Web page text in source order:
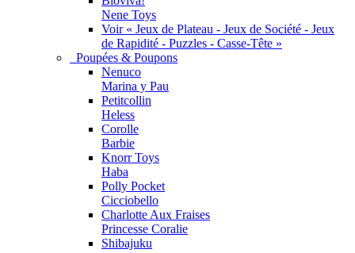
Nene Toys
Voir « Jeux de Plateau - Jeux de Société - Jeux
de Rapidité - Puzzles - Casse-Tête »
Poupées & Poupons
Nenuco
Marina y Pau
Petitcollin
Heless
Corolle
Barbie
Knorr Toys
Haba
Polly Pocket
Cicciobello
Charlotte Aux Fraises
Princesse Coralie
Shibajuku